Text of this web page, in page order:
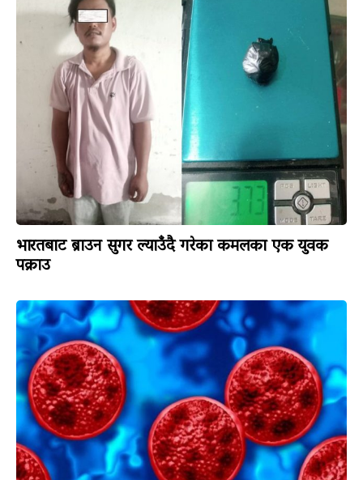
भारतबाट ब्राउन सुगर ल्याउँदै गरेका कमलका एक युवक
पक्राउ